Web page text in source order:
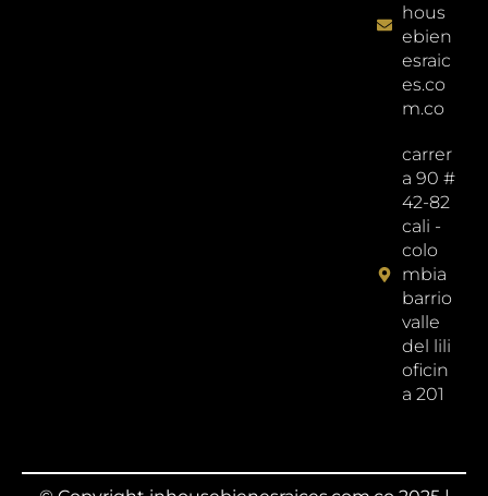
hous
ebien
esraic
es.co
m.co
carrer
a 90 #
42-82
cali -
colo
mbia
barrio
valle
del lili
oficin
a 201